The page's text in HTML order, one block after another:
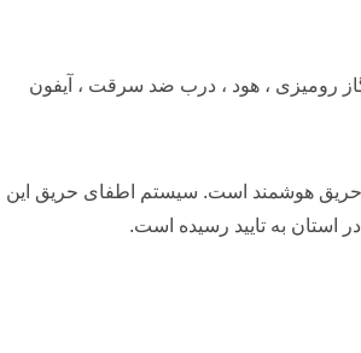
مجهز به کابینت و گاز رومیزی ، هود ، درب ضد سرقت ، آیفون
هوشمند است. سیستم اطفای حریق این